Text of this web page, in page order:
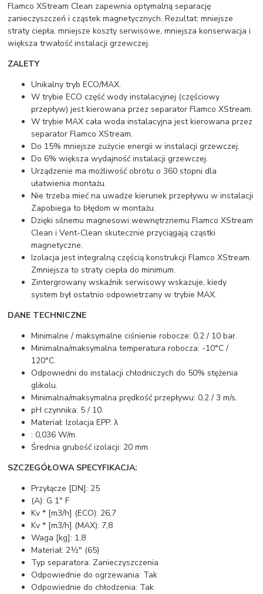
Flamco XStream Clean zapewnia optymalną separację
zanieczyszczeń i cząstek magnetycznych. Rezultat: mniejsze
straty ciepła, mniejsze koszty serwisowe, mniejsza konserwacja i
większa trwałość instalacji grzewczej.
ZALETY
Unikalny tryb ECO/MAX.
W trybie ECO część wody instalacyjnej (częściowy
przepływ) jest kierowana przez separator Flamco XStream.
W trybie MAX cała woda instalacyjna jest kierowana przez
separator Flamco XStream.
Do 15% mniejsze zużycie energii w instalacji grzewczej.
Do 6% większa wydajność instalacji grzewczej.
Urządzenie ma możliwość obrotu o 360 stopni dla
ułatwienia montażu.
Nie trzeba mieć na uwadze kierunek przepływu w instalacji
Zapobiega to błędom w montażu.
Dzięki silnemu magnesowi wewnętrznemu Flamco XStream
Clean i Vent-Clean skutecznie przyciągają cząstki
magnetyczne.
Izolacja jest integralną częścią konstrukcji Flamco XStream.
Zmniejsza to straty ciepła do minimum.
Zintergrowany wskaźnik serwisowy wskazuje, kiedy
system był ostatnio odpowietrzany w trybie MAX.
DANE TECHNICZNE
Minimalne / maksymalne ciśnienie robocze: 0,2 / 10 bar.
Minimalna/maksymalna temperatura robocza: -10°C /
120°C.
Odpowiedni do instalacji chłodniczych do 50% stężenia
glikolu.
Minimalna/maksymalna prędkość przepływu: 0,2 / 3 m/s.
pH czynnika: 5 / 10.
Materiał: Izolacja EPP. λ
: 0,036 W/m.
Średnia grubość izolacji: 20 mm.
SZCZEGÓŁOWA SPECYFIKACJA:
Przyłącze [DN]: 25
(A): G 1" F
Kv * [m3/h] (ECO): 26,7
Kv * [m3/h] (MAX): 7,8
Waga [kg]: 1,8
Materiał: 2½" (65)
Typ separatora: Zanieczyszczenia
Odpowiednie do ogrzewania: Tak
Odpowiednie do chłodzenia: Tak